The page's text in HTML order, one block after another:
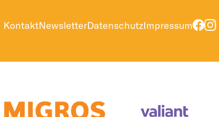
KontaktNewsletterDatenschutzImpressum